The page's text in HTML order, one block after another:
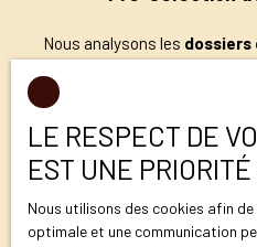
Nous analysons les dossiers
Cette
LE RESPECT DE
EST UNE
Nous utilisons des cookies afin
optimale et une communication